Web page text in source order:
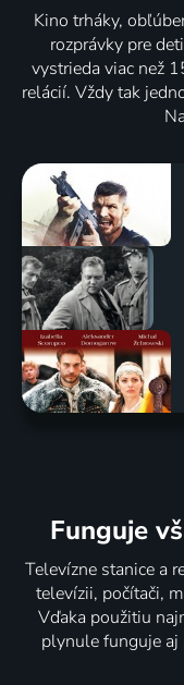
Kino trháky,
rozprávky pre
vystrieda viac než
relácií. Vždy tak
Funguje
Televízne stanice a
televízii, počítači,
Vďaka použitiu
plynule funguje